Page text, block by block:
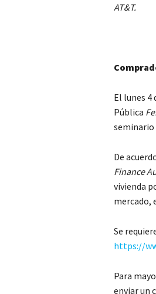
AT&T.
El lunes 4
Pública
seminario
De
Finance
vivienda
mercado,
Se
https://
Para
enviar un